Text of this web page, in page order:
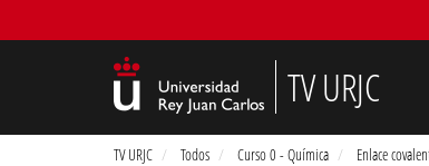
TV URJC
TV URJC Todos Curso 0 - Química Enlace